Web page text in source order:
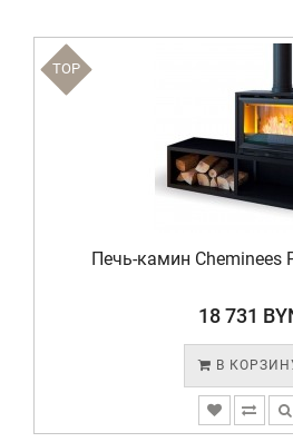
TOP
Печь-камин Cheminees
18 731
В